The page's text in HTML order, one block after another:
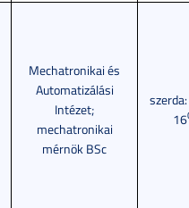
Mechatronikai és
Automatizálási
Intézet;
mechatronikai
mérnök BSc
16